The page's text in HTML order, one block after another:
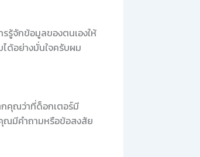
รู้จักข้อมูลของตนเองให้
ด้อย่างมั่นใจครับผม
กคุณว่าที่ด็อกเตอร์มี
คุณมีคำถามหรือข้อสงสัย